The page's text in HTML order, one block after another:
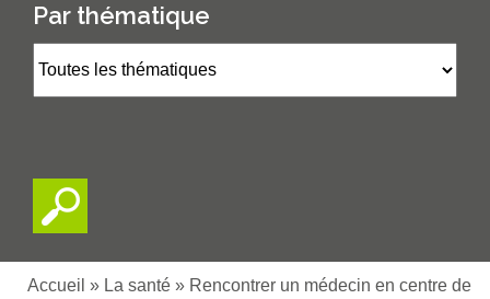
Par thématique
Accueil » La santé » Rencontrer un médecin en centre de